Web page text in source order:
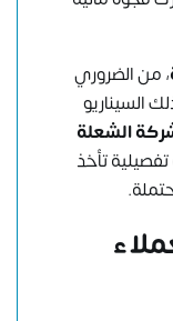
، من الضروري
السيناريو
الشعلة
تأخذ